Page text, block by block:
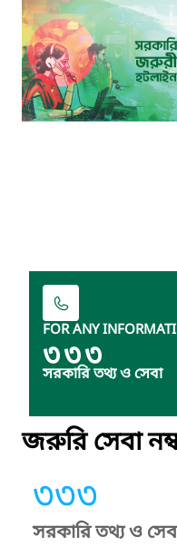
FOR ANY
৩৩৩
সরকারি তথ্য ও সেবা
জরুরি সেবা
৩৩৩
সরকারি তথ্য ও